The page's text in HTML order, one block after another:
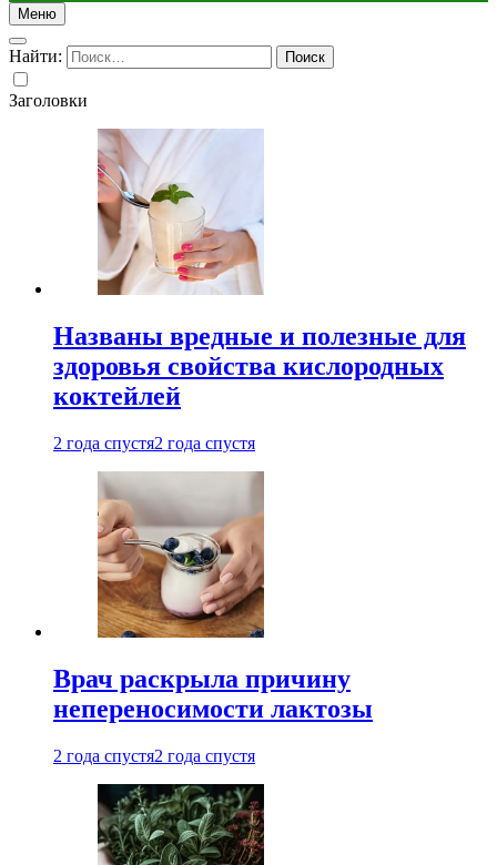
Меню
Найти:
Заголовки
Названы вредные и полезные для
здоровья свойства кислородных
коктейлей
2 года спустя2 года спустя
Врач раскрыла причину
непереносимости лактозы
2 года спустя2 года спустя